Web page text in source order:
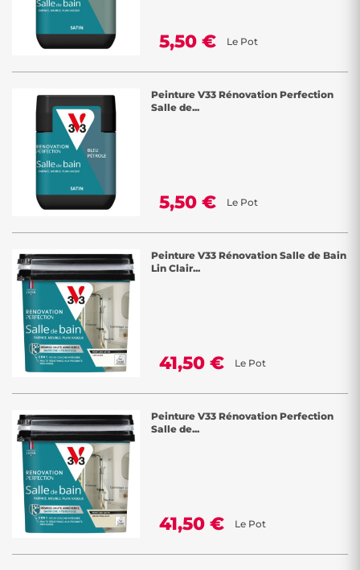
5,50 € Le Pot
Peinture V33 Rénovation Perfection
Salle de...
5,50 € Le Pot
Peinture V33 Rénovation Salle de Bain
Lin Clair...
41,50 € Le Pot
Peinture V33 Rénovation Perfection
Salle de...
41,50 € Le Pot